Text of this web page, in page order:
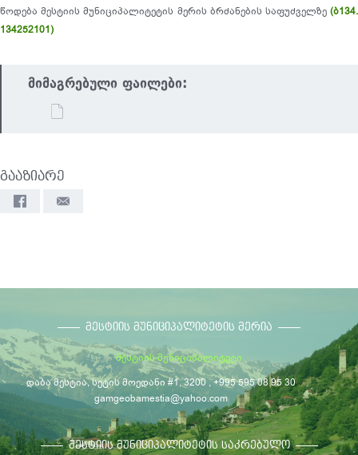
წოდება მესტიის მუნიციპალიტეტის მერის ბრძანების საფუძველზე (ბ134.
134252101)
მიმაგრებული ფაილები:
გააზიარე
ᲛᲔᲡᲢᲘᲘᲡ ᲛᲣᲜᲘᲪᲘᲞᲐᲚᲘᲢᲔᲢᲘᲡ ᲛᲔᲠᲘᲐ
მესტიის მუნიციპალიტეტი
დაბა მესტია, სეტის მოედანი #1, 3200 , +995 595 08 95 30
gamgeobamestia@yahoo.com
ᲛᲔᲡᲢᲘᲘᲡ ᲛᲣᲜᲘᲪᲘᲞᲐᲚᲘᲢᲔᲢᲘᲡ ᲡᲐᲙᲠᲔᲑᲣᲚᲝ